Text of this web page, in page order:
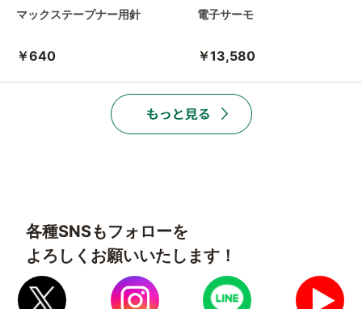
マックステープナー用針
￥640
電子サーモ
￥13,580
各種SNSもフォローを
よろしくお願いいたします！